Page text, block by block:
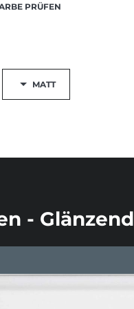
PRÜFEN
MATT
- Glänzend